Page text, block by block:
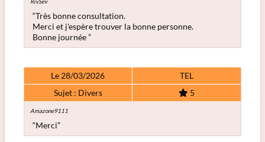
“Très bonne consultation.
Merci et j'espère trouver la bonne personne.
Bonne journée ”
Le 28/03/2026
TEL
Sujet : Divers
5
Amazone9111
“Merci”